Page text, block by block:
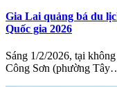
Gia Lai quảng bá du
Quốc gia 2026
Sáng 1/2/2026, tại
Công Sơn (phường